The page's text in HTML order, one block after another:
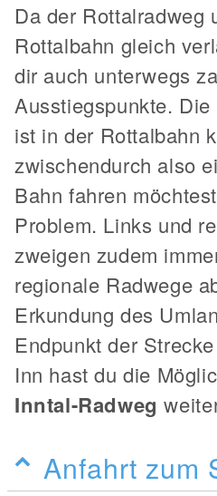
Da der Rottalradweg
Rottalbahn gleich
dir auch unterwegs
Ausstiegspunkte.
ist in der Rottalbahn
zwischendurch also
Bahn fahren
Problem. Links und
zweigen zudem
regionale Radwege
Erkundung des
Endpunkt der
Inn hast du die
Inntal-Radweg
Anfahrt zum